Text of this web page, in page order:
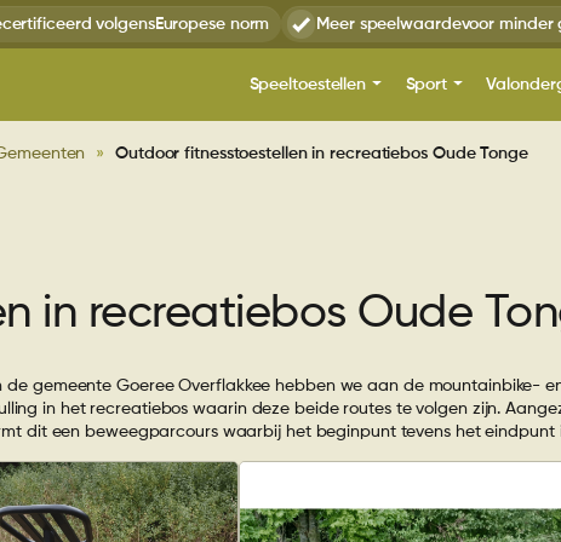
volgensEuropese norm Meer speelwaardevoor minder
Speeltoestellen
metaal
metaal en kunststof
Draaitoestellen
Klimtoestellen
Sport
Overige
Voetbal
Speeltuinen
Voortgezet onderwijs
Ontwerpadvies
voor speeltoestellen
speelplekken
» Outdoor fitnesstoestellen in recreatiebos Oude Tonge
in recreatiebos Oude
de gemeente Goeree Overflakkee hebben we aan de mountainbike-
in het recreatiebos waarin deze beide routes te volgen zijn.
dit een beweegparcours waarbij het beginpunt tevens het eindpunt